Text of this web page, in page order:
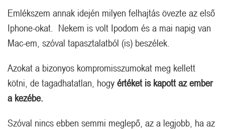
Emlékszem annak idején milyen felhajtás övezte az első
Iphone-okat. Nekem is volt Ipodom és a mai napig van
Mac-em, szóval tapasztalatból (is) beszélek.
Azokat a bizonyos kompromisszumokat meg kellett
kötni, de tagadhatatlan, hogy értéket is kapott az ember
a kezébe.
Szóval nincs ebben semmi meglepő, az a legjobb, ha az